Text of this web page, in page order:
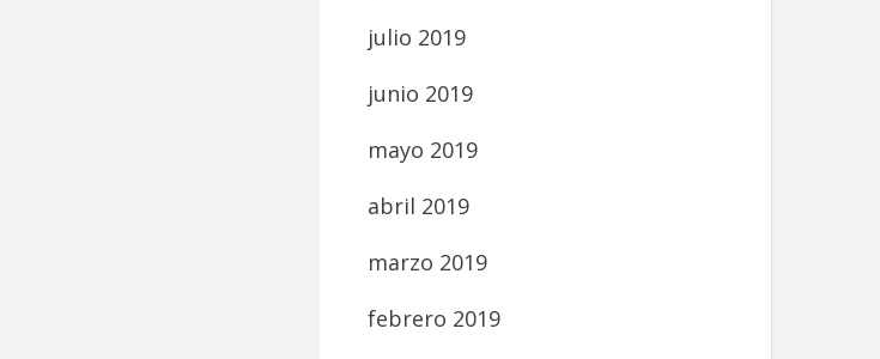
julio 2019
junio 2019
mayo 2019
abril 2019
marzo 2019
febrero 2019